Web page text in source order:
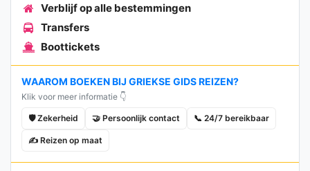
Verblijf op alle bestemmingen
Transfers
Boottickets
WAAROM BOEKEN BIJ GRIEKSE GIDS REIZEN?
Klik voor meer informatie 👇
🛡️ Zekerheid 🤝 Persoonlijk contact 📞 24/7 bereikbaar
✍️ Reizen op maat